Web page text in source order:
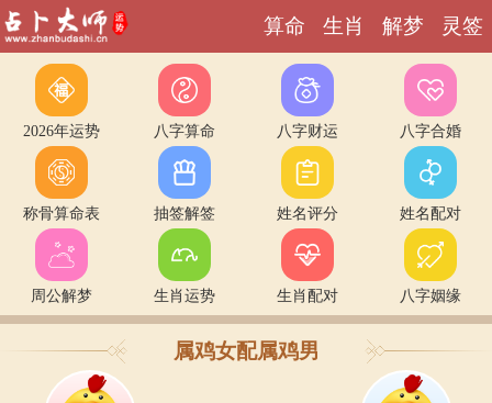
灵签
解梦
生肖
算命
别刷了，上面什么也没有！
2026年运势 八字算命 八字财运 八字合婚
称骨算命表 抽签解签 姓名评分 姓名配对
周公解梦 生肖运势 生肖配对 八字姻缘
属鸡女配属鸡男